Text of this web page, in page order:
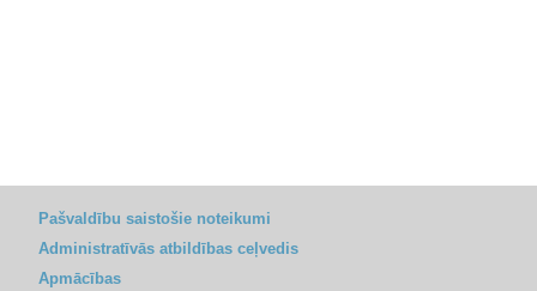
Pašvaldību saistošie noteikumi
Administratīvās atbildības ceļvedis
Apmācības